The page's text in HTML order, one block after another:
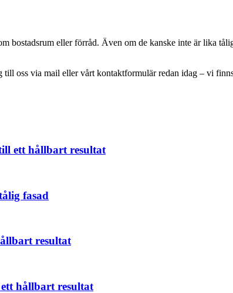
eller förråd. Även om de kanske inte är lika
oss via mail eller vårt kontaktformulär redan idag – vi
ett hållbart resultat
fasad
resultat
hållbart resultat